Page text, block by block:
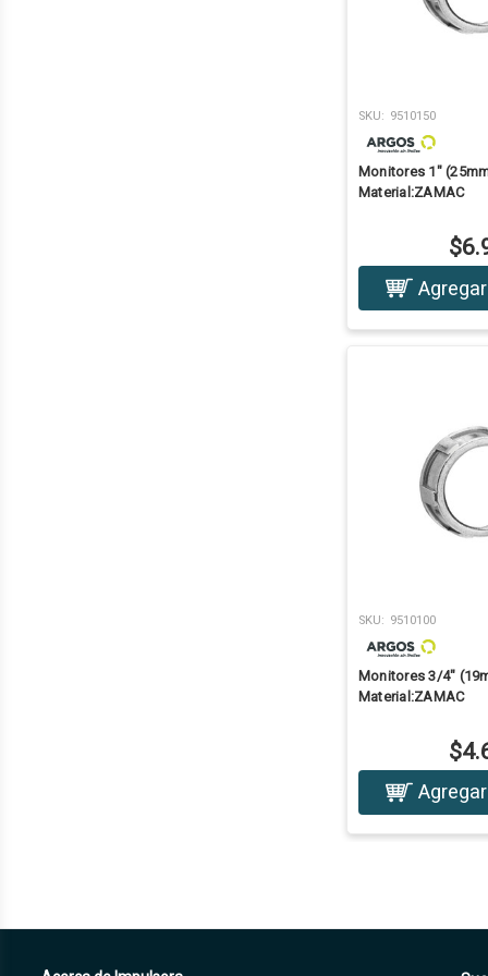
SKU: 9510150
Monitores 1"
Material:ZAMAC
SKU: 9510100
Monitores 3/4"
Material:ZAMAC